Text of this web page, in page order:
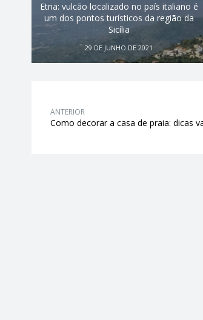
Etna: vulcão localizado no país italiano é
um dos pontos turísticos da região da
Sicília
29 DE JUNHO DE 2021
ANTERIOR
Como decorar a casa de praia: dicas